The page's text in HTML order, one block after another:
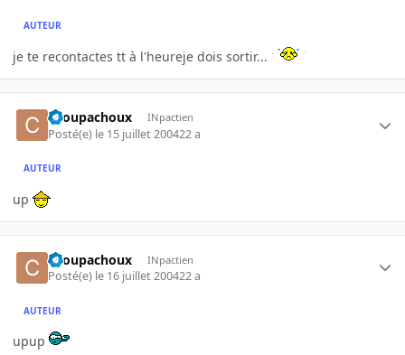
AUTEUR
je te recontactes tt à l'heureje dois sortir...
choupachoux INpactien
Posté(e) le 15 juillet 200422 a
AUTEUR
up
choupachoux INpactien
Posté(e) le 16 juillet 200422 a
AUTEUR
upup